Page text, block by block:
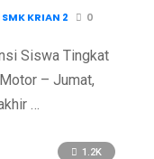
KRIAN 2 0
Siswa Tingkat
– Jumat,
…
1.2K